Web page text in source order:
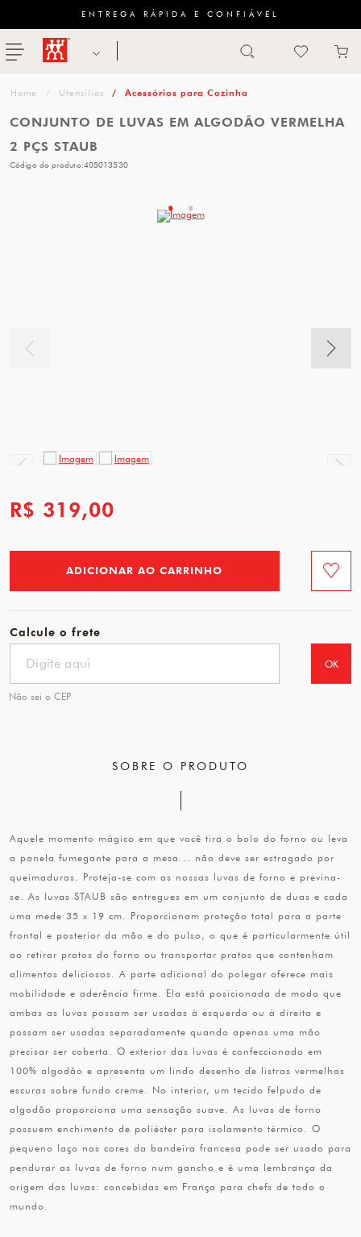
ENTREGA RÁPIDA E CONFIÁVEL
menu ZWILLING
categoria
Utensílios Acessórios para Cozinha
R$ 319,00
ADICIONAR AO CARRINHO
Calcule o frete
OK
Não sei o CEP
CONJUNTO DE LUVAS EM ALGODÃO VERMELHA
2 PÇS STAUB
Código do produto:405013530
SOBRE O PRODUTO
Aquele momento mágico em que você tira o bolo do forno ou leva
a panela fumegante para a mesa... não deve ser estragado por
queimaduras. Proteja-se com as nossas luvas de forno e previna-
se. As luvas STAUB são entregues em um conjunto de duas e cada
uma mede 35 x 19 cm. Proporcionam proteção total para a parte
frontal e posterior da mão e do pulso, o que é particularmente útil
ao retirar pratos do forno ou transportar pratos que contenham
alimentos deliciosos. A parte adicional do polegar oferece mais
mobilidade e aderência firme. Ela está posicionada de modo que
ambas as luvas possam ser usadas à esquerda ou à direita e
possam ser usadas separadamente quando apenas uma mão
precisar ser coberta. O exterior das luvas é confeccionado em
100% algodão e apresenta um lindo desenho de listras vermelhas
escuras sobre fundo creme. No interior, um tecido felpudo de
algodão proporciona uma sensação suave. As luvas de forno
possuem enchimento de poliéster para isolamento térmico. O
pequeno laço nas cores da bandeira francesa pode ser usado para
pendurar as luvas de forno num gancho e é uma lembrança da
origem das luvas: concebidas em França para chefs de todo o
mundo.